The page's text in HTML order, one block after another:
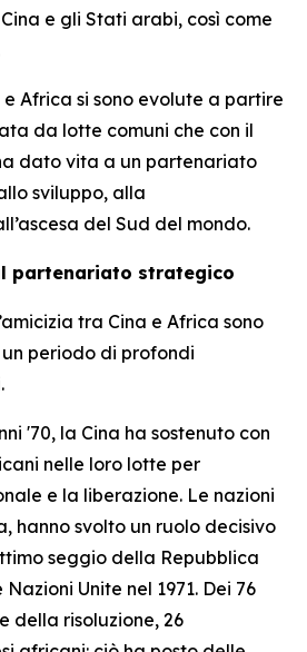
e gli Stati arabi, così come
Africa si sono evolute a partire
da lotte comuni che con il
dato vita a un partenariato
sviluppo, alla
del Sud del mondo.
partenariato strategico
tra Cina e Africa sono
periodo di profondi
'70, la Cina ha sostenuto con
nelle loro lotte per
e la liberazione. Le nazioni
hanno svolto un ruolo decisivo
seggio della Repubblica
Unite nel 1971. Dei 76
della risoluzione, 26